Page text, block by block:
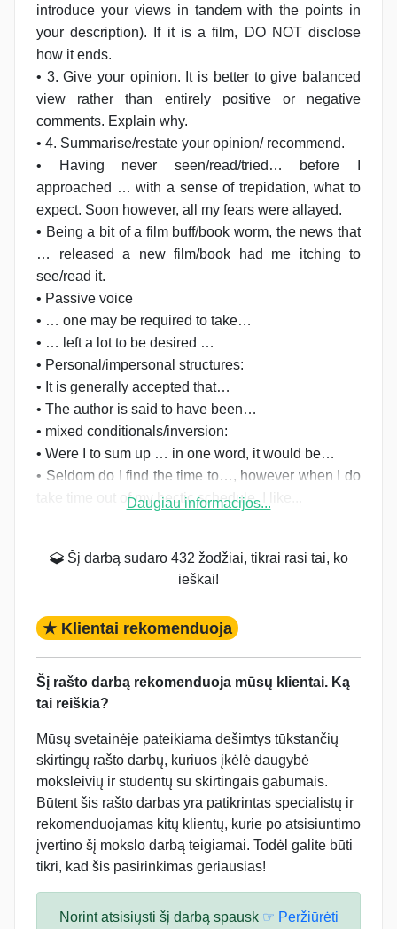
introduce your views in tandem with the points in
your description). If it is a film, DO NOT disclose
how it ends.
• 3. Give your opinion. It is better to give balanced
view rather than entirely positive or negative
comments. Explain why.
• 4. Summarise/restate your opinion/ recommend.
• Having never seen/read/tried… before I
approached … with a sense of trepidation, what to
expect. Soon however, all my fears were allayed.
• Being a bit of a film buff/book worm, the news that
… released a new film/book had me itching to
see/read it.
• Passive voice
• … one may be required to take…
• … left a lot to be desired …
• Personal/impersonal structures:
• It is generally accepted that…
• The author is said to have been…
• mixed conditionals/inversion:
• Were I to sum up … in one word, it would be…
• Seldom do I find the time to…, however when I do
take time out of my hectic schedule, I like...
Daugiau informacijos...
Šį darbą sudaro 432 žodžiai, tikrai rasi tai, ko
ieškai!
★ Klientai rekomenduoja
Šį rašto darbą rekomenduoja mūsų klientai. Ką
tai reiškia?
Mūsų svetainėje pateikiama dešimtys tūkstančių
skirtingų rašto darbų, kuriuos įkėlė daugybė
moksleivių ir studentų su skirtingais gabumais.
Būtent šis rašto darbas yra patikrintas specialistų ir
rekomenduojamas kitų klientų, kurie po atsisiuntimo
įvertino šį mokslo darbą teigiamai. Todėl galite būti
tikri, kad šis pasirinkimas geriausias!
Norint atsisiųsti šį darbą spausk ☞ Peržiūrėti